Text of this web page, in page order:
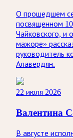
О прошедшем
посвященном
Чайковского, и
мажоре»
руководитель
Алавердян.
22 июля 2026
Валентина
В августе